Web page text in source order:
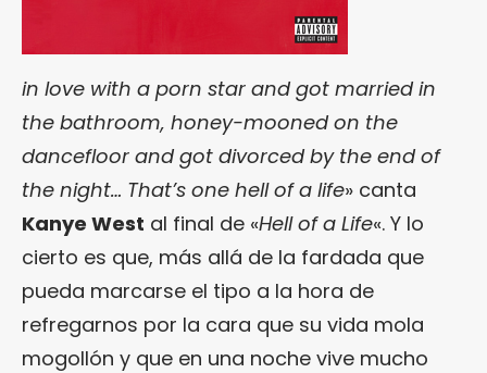
in love with a porn star and got married in
the bathroom, honey-mooned on the
dancefloor and got divorced by the end of
the night… That’s one hell of a life» canta
Kanye West al final de «Hell of a Life«. Y lo
cierto es que, más allá de la fardada que
pueda marcarse el tipo a la hora de
refregarnos por la cara que su vida mola
mogollón y que en una noche vive mucho